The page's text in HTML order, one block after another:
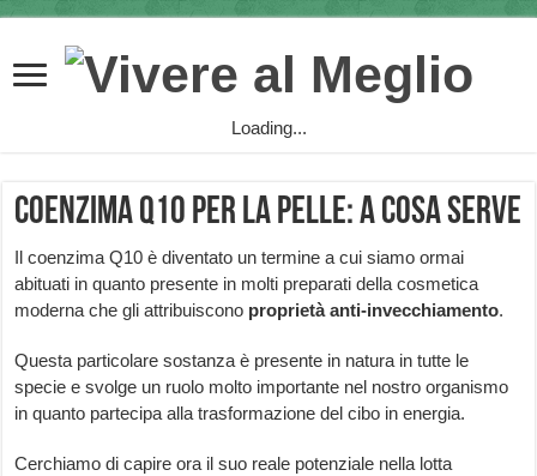
Loading...
Coenzima Q10 per la pelle: a cosa serve
Il coenzima Q10 è diventato un termine a cui siamo ormai
abituati in quanto presente in molti preparati della cosmetica
moderna che gli attribuiscono proprietà anti-invecchiamento.
Questa particolare sostanza è presente in natura in tutte le
specie e svolge un ruolo molto importante nel nostro organismo
in quanto partecipa alla trasformazione del cibo in energia.
Cerchiamo di capire ora il suo reale potenziale nella lotta